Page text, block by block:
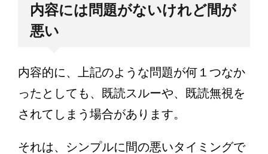
内容には問題がないけれど間が
悪い
内容的に、上記のような問題が何１つなか
ったとしても、既読スルーや、既読無視を
されてしまう場合があります。
それは、シンプルに間の悪いタイミングで